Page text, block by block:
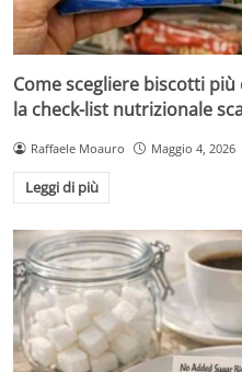
Come scegliere biscotti
la check-list nutrizionale
Raffaele Moauro Maggio 4, 2026
Leggi di più